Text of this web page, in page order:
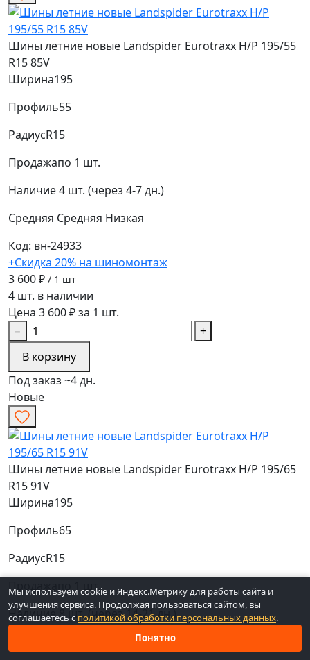
Шины летние новые Landspider Eurotraxx H/P 195/55
R15 85V
Ширина195
Профиль55
РадиусR15
Продажапо 1 шт.
Наличие4 шт. (через 4-7 дн.)
Средняя Средняя Низкая
Код: вн-24933
+Скидка 20% на шиномонтаж
3 600 ₽ / 1 шт
4 шт. в наличии
Цена 3 600 ₽ за 1 шт.
−
+
В корзину
Под заказ ~4 дн.
Новые
Шины летние новые Landspider Eurotraxx H/P 195/65
R15 91V
Ширина195
Профиль65
РадиусR15
Продажа
по 1 шт.
Наличие8 шт. (через 14-21 дн.)
Низкая
Мы используем cookie и Яндекс.Метрику для работы сайта и
улучшения сервиса. Продолжая пользоваться сайтом, вы
соглашаетесь с политикой обработки персональных данных.
Понятно